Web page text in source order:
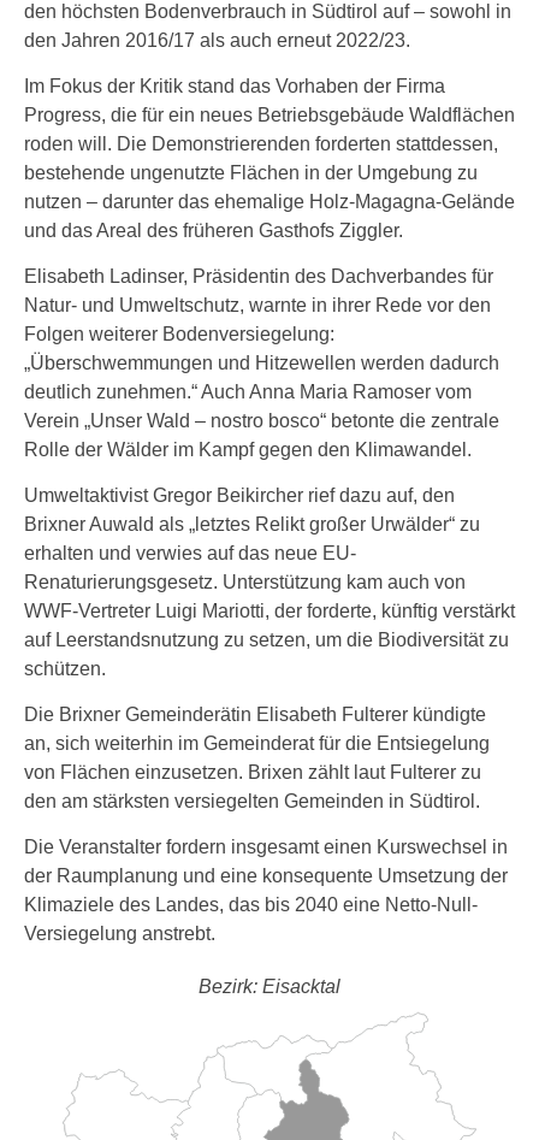
den höchsten Bodenverbrauch in Südtirol auf – sowohl in
den Jahren 2016/17 als auch erneut 2022/23.
Im Fokus der Kritik stand das Vorhaben der Firma
Progress, die für ein neues Betriebsgebäude Waldflächen
roden will. Die Demonstrierenden forderten stattdessen,
bestehende ungenutzte Flächen in der Umgebung zu
nutzen – darunter das ehemalige Holz-Magagna-Gelände
und das Areal des früheren Gasthofs Ziggler.
Elisabeth Ladinser, Präsidentin des Dachverbandes für
Natur- und Umweltschutz, warnte in ihrer Rede vor den
Folgen weiterer Bodenversiegelung:
„Überschwemmungen und Hitzewellen werden dadurch
deutlich zunehmen.“ Auch Anna Maria Ramoser vom
Verein „Unser Wald – nostro bosco“ betonte die zentrale
Rolle der Wälder im Kampf gegen den Klimawandel.
Umweltaktivist Gregor Beikircher rief dazu auf, den
Brixner Auwald als „letztes Relikt großer Urwälder“ zu
erhalten und verwies auf das neue EU-
Renaturierungsgesetz. Unterstützung kam auch von
WWF-Vertreter Luigi Mariotti, der forderte, künftig verstärkt
auf Leerstandsnutzung zu setzen, um die Biodiversität zu
schützen.
Die Brixner Gemeinderätin Elisabeth Fulterer kündigte
an, sich weiterhin im Gemeinderat für die Entsiegelung
von Flächen einzusetzen. Brixen zählt laut Fulterer zu
den am stärksten versiegelten Gemeinden in Südtirol.
Die Veranstalter fordern insgesamt einen Kurswechsel in
der Raumplanung und eine konsequente Umsetzung der
Klimaziele des Landes, das bis 2040 eine Netto-Null-
Versiegelung anstrebt.
Bezirk: Eisacktal